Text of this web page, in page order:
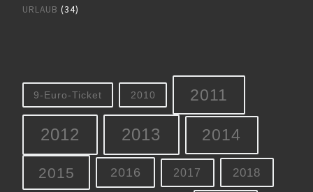
URLAUB (34)
9-Euro-Ticket 2010 2011
2012 2013 2014
2015 2016 2017 2018